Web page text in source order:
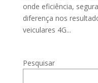
onde eficiência,
diferença nos
veiculares 4G...
Pesquisar